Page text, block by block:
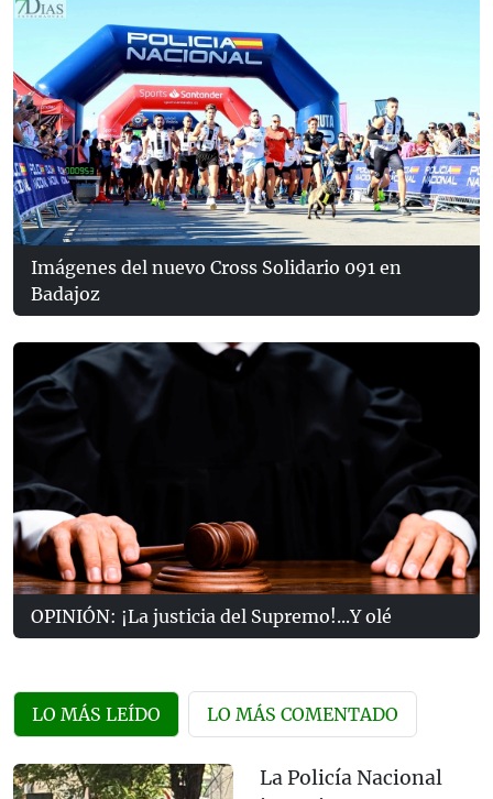
Imágenes del nuevo Cross Solidario 091 en
Badajoz
OPINIÓN: ¡La justicia del Supremo!...Y olé
LO MÁS LEÍDO LO MÁS COMENTADO
La Policía Nacional